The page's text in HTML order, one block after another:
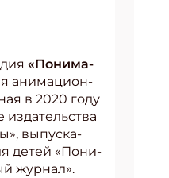
«По­нима­
ани­маци­он­
в 2020 го­ду
из­да­тель­ства
вы­пус­ка­
де­тей «По­ни­
жур­нал».